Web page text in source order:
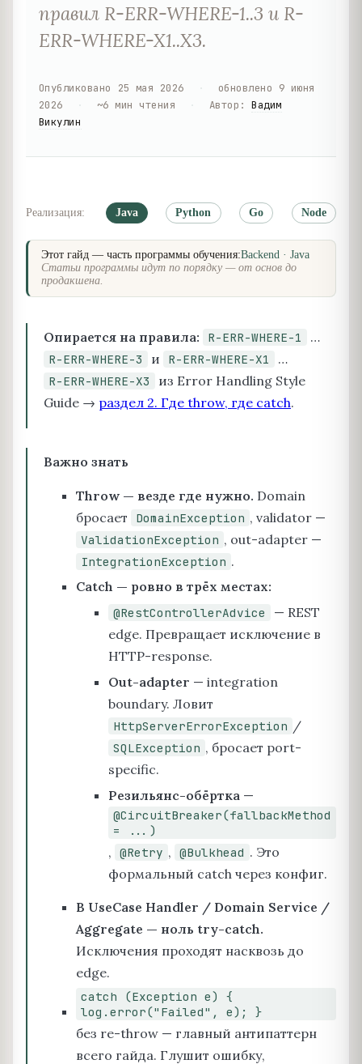
правил R-ERR-WHERE-1..3 и R-
ERR-WHERE-X1..X3.
Опубликовано 25 мая 2026 обновлено 9 июня
2026
~6 мин чтения Автор :Вадим
Викулин
Реализация: Java Python Go Node
Этот гайд — часть программы обучения:Backend · Java
Статьи программы идут по порядку — от основ до
продакшена.
Опирается на правила: R-ERR-WHERE-1 …
R-ERR-WHERE-3 и R-ERR-WHERE-X1 …
R-ERR-WHERE-X3
из Error Handling Style
Guide → раздел 2. Где throw, где catch.
Важно знать
Throw — везде где нужно. Domain
бросает
DomainException , validator —
ValidationException , out-adapter —
IntegrationException .
Catch — ровно в трёх местах:
@RestControllerAdvice
— REST
edge. Превращает исключение в
HTTP-response.
Out-adapter — integration
boundary. Ловит
HttpServerErrorException /
SQLException , бросает port-
specific.
Резильянс-обёртка —
@CircuitBreaker(fallbackMethod
= ...)
, @Retry , @Bulkhead . Это
формальный catch через конфиг.
В UseCase Handler / Domain Service /
Aggregate — ноль try-catch.
Исключения проходят насквозь до
edge.
catch (Exception e) {
log.error("Failed", e); }
без re-throw — главный антипаттерн
всего гайда. Глушит ошибку,